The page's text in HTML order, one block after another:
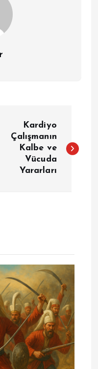
Kardiyo
Çalışmanın
Kalbe ve
Vücuda
Yararları